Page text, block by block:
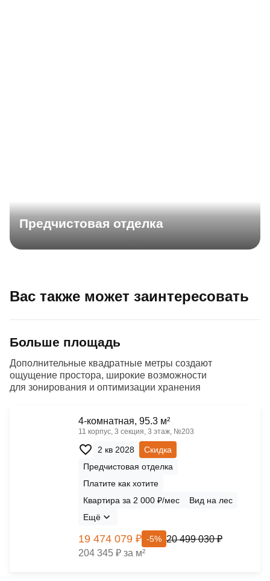
Предчистовая отделка
Вас также может заинтересовать
Больше площадь
Дополнительные квадратные метры создают
ощущение простора, широкие возможности
для зонирования и оптимизации хранения
4-комнатная, 95.3 м²
11 корпус, 3 секция, 3 этаж, №203
2 кв 2028
Скидка
Предчистовая отделка
Платите как хотите
Квартира за 2 000 ₽/мес
Вид на лес
Ещё
19 474 079 ₽ -5% 20 499 030 ₽
204 345 ₽ за м²